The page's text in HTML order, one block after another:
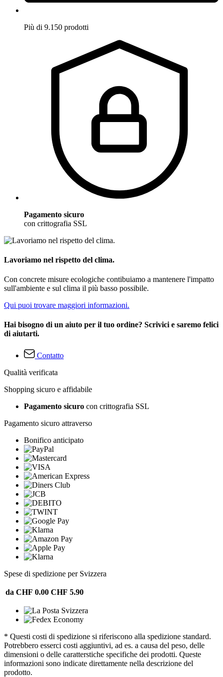
Più di 9.150 prodotti
Pagamento sicuro
con crittografia SSL
Lavoriamo nel rispetto del clima.
Con concrete misure ecologiche contibuiamo a mantenere l'impatto
sull'ambiente e sul clima il più basso possibile.
Qui puoi trovare maggiori informazioni.
Hai bisogno di un aiuto per il tuo ordine? Scrivici e saremo felici
di aiutarti.
Contatto
Qualità verificata
Shopping sicuro e affidabile
Pagamento sicuro con crittografia SSL
Pagamento sicuro attraverso
Bonifico anticipato
Spese di spedizione per Svizzera
da CHF 0.00 CHF 5.90
* Questi costi di spedizione si riferiscono alla spedizione standard.
Potrebbero esserci costi aggiuntivi, ad es. a causa del peso, delle
dimensioni o delle caratterstiche specifiche dei prodotti. Queste
informazioni sono indicate direttamente nella descrizione del
prodotto.